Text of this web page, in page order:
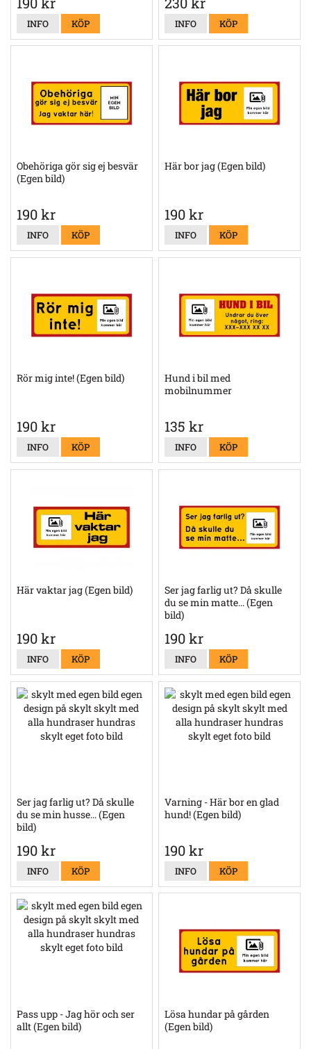
INFO KÖP INFO KÖP
Obehöriga gör sig ej besvär
(Egen bild)
190 kr
INFO KÖP
Här bor jag (Egen bild)
190 kr
INFO KÖP
Rör mig inte! (Egen bild)
190 kr
INFO KÖP
Hund i bil med
mobilnummer
135 kr
INFO KÖP
Här vaktar jag (Egen bild)
190 kr
INFO KÖP
Ser jag farlig ut? Då skulle
du se min matte... (Egen
bild)
190 kr
INFO KÖP
Ser jag farlig ut? Då skulle
du se min husse... (Egen
bild)
190 kr
INFO KÖP
Varning - Här bor en glad
hund! (Egen bild)
190 kr
INFO KÖP
Pass upp - Jag hör och ser
allt (Egen bild)
Lösa hundar på gården
(Egen bild)